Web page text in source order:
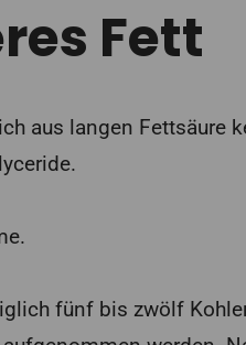
Fett
aus langen Fettsäure
fünf bis zwölf